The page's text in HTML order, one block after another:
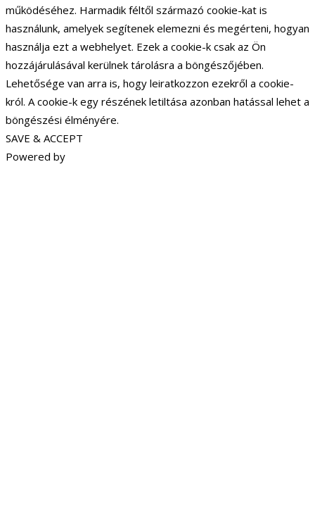
működéséhez. Harmadik féltől származó cookie-kat is
használunk, amelyek segítenek elemezni és megérteni, hogyan
használja ezt a webhelyet. Ezek a cookie-k csak az Ön
hozzájárulásával kerülnek tárolásra a böngészőjében.
Lehetősége van arra is, hogy leiratkozzon ezekről a cookie-
król. A cookie-k egy részének letiltása azonban hatással lehet a
böngészési élményére.
SAVE & ACCEPT
Powered by